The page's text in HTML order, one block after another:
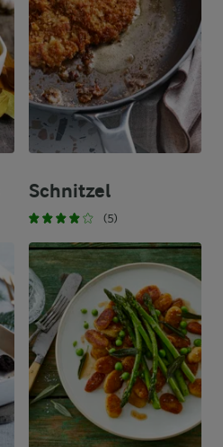
Schnitzel
(5)